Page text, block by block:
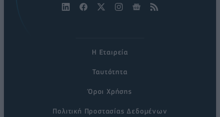
Η Εταιρεία
Ταυτότητα
Όροι Χρήσης
Πολιτική Προστασίας Δεδομένων